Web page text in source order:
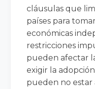
cláusulas que
países para
económicas
restricciones
pueden afectar
exigir la
pueden no estar